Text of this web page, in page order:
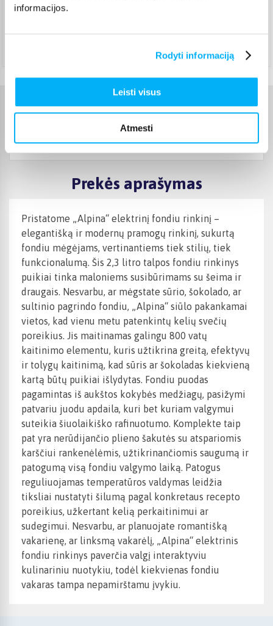
informacijos.
Rodyti informaciją
Leisti visus
Atmesti
DPD kurjeris
Atsiėmimas Veiverių g. 171, Kaunas (1,99 €)
Charakteristikos
Gamintojas ALPINA
Prekės aprašymas
Pristatome „Alpina“ elektrinį fondiu rinkinį –
elegantišką ir modernų pramogų rinkinį, sukurtą
fondiu mėgėjams, vertinantiems tiek stilių, tiek
funkcionalumą. Šis 2,3 litro talpos fondiu rinkinys
puikiai tinka maloniems susibūrimams su šeima ir
draugais. Nesvarbu, ar mėgstate sūrio, šokolado, ar
sultinio pagrindo fondiu, „Alpina“ siūlo pakankamai
vietos, kad vienu metu patenkintų kelių svečių
poreikius. Jis maitinamas galingu 800 vatų
kaitinimo elementu, kuris užtikrina greitą, efektyvų
ir tolygų kaitinimą, kad sūris ar šokoladas kiekvieną
kartą būtų puikiai išlydytas. Fondiu puodas
pagamintas iš aukštos kokybės medžiagų, pasižymi
patvariu juodu apdaila, kuri bet kuriam valgymui
suteikia šiuolaikiško rafinuotumo. Komplekte taip
pat yra nerūdijančio plieno šakutės su atspariomis
karščiui rankenėlėmis, užtikrinančiomis saugumą ir
patogumą visą fondiu valgymo laiką. Patogus
reguliuojamas temperatūros valdymas leidžia
tiksliai nustatyti šilumą pagal konkretaus recepto
poreikius, užkertant kelią perkaitinimui ar
sudegimui. Nesvarbu, ar planuojate romantišką
vakarienę, ar linksmą vakarėlį, „Alpina“ elektrinis
fondiu rinkinys paverčia valgį interaktyviu
kulinariniu nuotykiu, todėl kiekvienas fondiu
vakaras tampa nepamirštamu įvykiu.